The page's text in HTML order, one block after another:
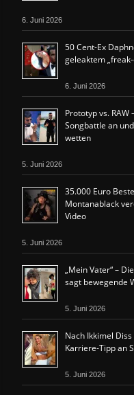
6. Juni 2026
50 Cent-Ex
geleaktem
6. Juni 2026
Prototyp vs. RAW
Songbattle an
wetten
5. Juni 2026
35.000 Euro
Montanablack
Video
5. Juni 2026
„Mein Vater“ –
sagt bewegende
5. Juni 2026
Nach Ikkimel
Karriere-Tipp an
5. Juni 2026